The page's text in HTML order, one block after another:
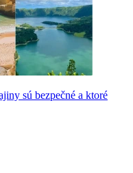
sú bezpečné a ktoré